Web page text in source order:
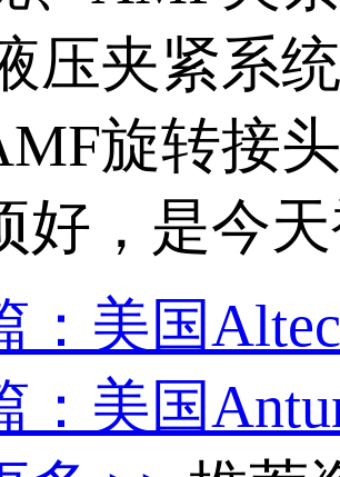
压夹紧系
旋转接
好，是今
：美国
：美国